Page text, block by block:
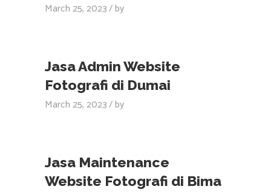
March 25, 2023 by
Jasa Admin Website
Fotografi di Dumai
March 25, 2023 by
Jasa Maintenance
Website Fotografi di Bima